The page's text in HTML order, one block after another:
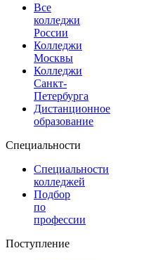
Все
колледжи
России
Колледжи
Москвы
Колледжи
Санкт-
Петербурга
Дистанционное
образование
Специальности
Специальности
колледжей
Подбор
по
профессии
Поступление